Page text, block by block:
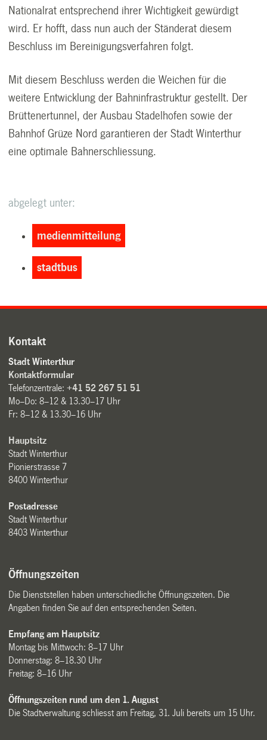
Nationalrat entsprechend ihrer Wichtigkeit gewürdigt
wird. Er hofft, dass nun auch der Ständerat diesem
Beschluss im Bereinigungsverfahren folgt.
Mit diesem Beschluss werden die Weichen für die
weitere Entwicklung der Bahninfrastruktur gestellt. Der
Brüttenertunnel, der Ausbau Stadelhofen sowie der
Bahnhof Grüze Nord garantieren der Stadt Winterthur
eine optimale Bahnerschliessung.
abgelegt unter:
medienmitteilung
stadtbus
Kontakt
Stadt Winterthur
Kontaktformular
Telefonzentrale:+41 52 267 51 51
Mo–Do: 8–12 & 13.30–17 Uhr
Fr: 8–12 & 13.30–16 Uhr
Hauptsitz
Stadt Winterthur
Pionierstrasse 7
8400 Winterthur
Postadresse
Stadt Winterthur
8403 Winterthur
Öffnungszeiten
Die Dienststellen haben unterschiedliche Öffnungszeiten. Die
Angaben finden Sie auf den entsprechenden Seiten.
Empfang am Hauptsitz
Montag bis Mittwoch: 8–17 Uhr
Donnerstag: 8–18.30 Uhr
Freitag: 8–16 Uhr
Öffnungszeiten rund um den 1. August
Die Stadtverwaltung schliesst am Freitag, 31. Juli bereits um 15 Uhr.